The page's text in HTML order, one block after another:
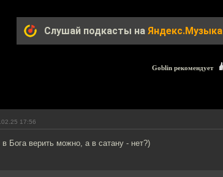
Слушай подкасты на Яндекс.Музыка
Goblin рекомендует
17:56
в Бога верить можно, а в сатану - нет?)